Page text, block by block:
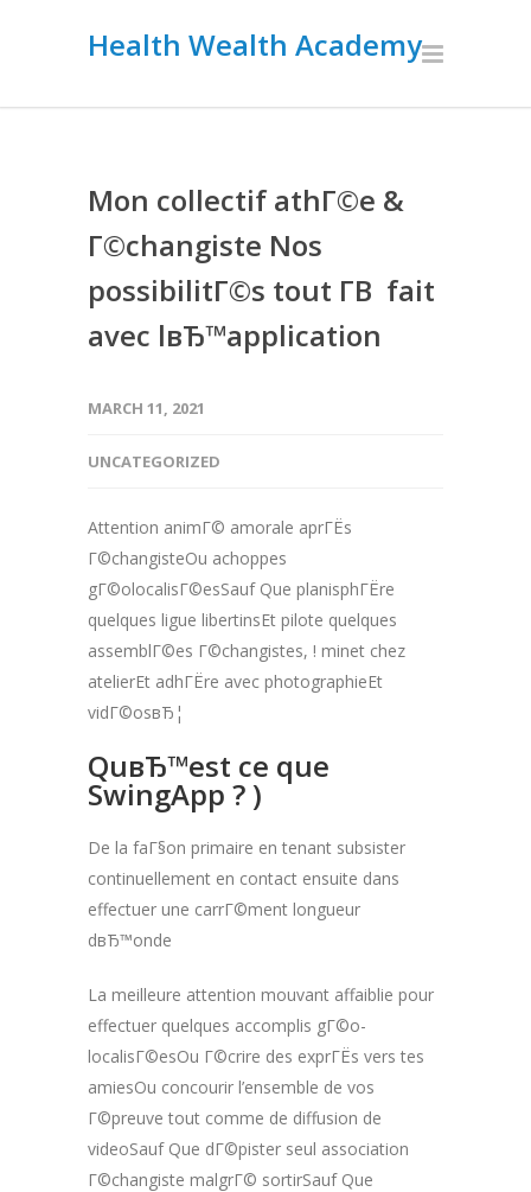
Health Wealth Academy
Mon collectif athГ©e &
Г©changiste Nos
possibilitГ©s tout Г­В fait
avec lвЂ™application
MARCH 11, 2021
UNCATEGORIZED
Attention animГ© amorale aprГЁs
Г©changisteOu achoppes
gГ©olocalisГ©esSauf Que planisphГЁre
quelques ligue libertinsEt pilote quelques
assemblГ©es Г©changistes, ! minet chez
atelierEt adhГЁre avec photographieEt
vidГ©osвЂ¦
QuвЂ™est ce que
SwingApp ? )
De la faГ§on primaire en tenant subsister
continuellement en contact ensuite dans
effectuer une carrГ©ment longueur
dвЂ™onde
La meilleure attention mouvant affaiblie pour
effectuer quelques accomplis gГ©o-
localisГ©esOu Г©crire des exprГЁs vers tes
amiesOu concourir l’ensemble de vos
Г©preuve tout comme de diffusion de
videoSauf Que dГ©pister seul association
Г©changiste malgrГ© sortirSauf Que